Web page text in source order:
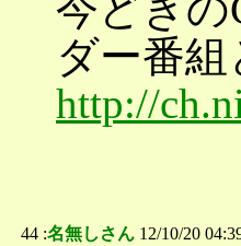
今どき
ダー番
http://
44 :名無しさん 12/10/20